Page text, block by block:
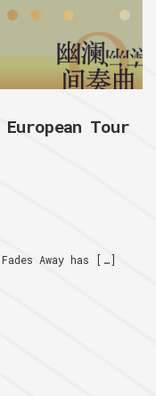
European Tour
Away has […]